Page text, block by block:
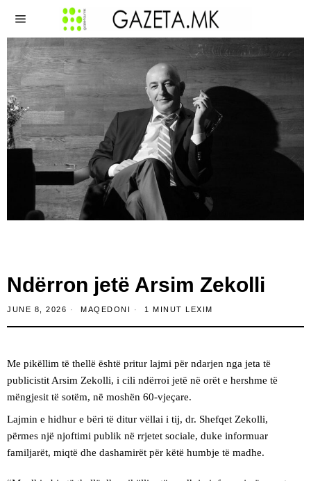
Ndërron jetë Arsim Zekolli
JUNE 8, 2026 MAQEDONI 1 MINUT LEXIM
Me pikëllim të thellë është pritur lajmi për ndarjen nga jeta të
publicistit Arsim Zekolli, i cili ndërroi jetë në orët e hershme të
mëngjesit të sotëm, në moshën 60-vjeçare.
Lajmin e hidhur e bëri të ditur vëllai i tij, dr. Shefqet Zekolli,
përmes një njoftimi publik në rrjetet sociale, duke informuar
familjarët, miqtë dhe dashamirët për këtë humbje të madhe.